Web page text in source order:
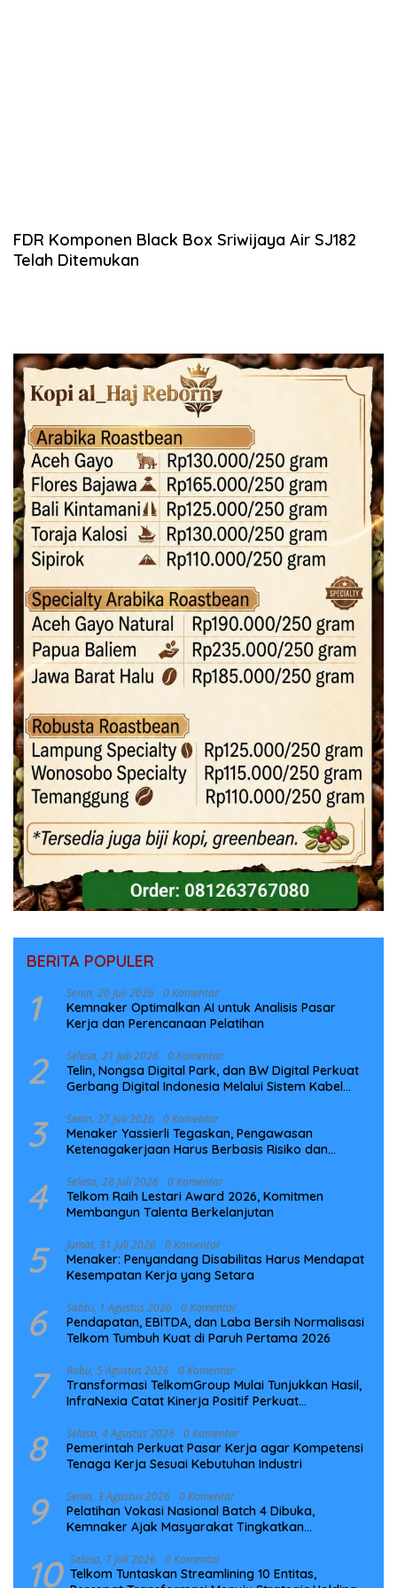
FDR Komponen Black Box Sriwijaya Air SJ182
Telah Ditemukan
BERITA POPULER
1 Senin, 20 Juli 2026 0 Komentar
Kemnaker Optimalkan AI untuk Analisis Pasar
Kerja dan Perencanaan Pelatihan
2 Selasa, 21 Juli 2026 0 Komentar
Telin, Nongsa Digital Park, dan BW Digital Perkuat
Gerbang Digital Indonesia Melalui Sistem Kabel
3 Senin, 27 Juli 2026 0 Komentar
Menaker Yassierli Tegaskan, Pengawasan
Ketenagakerjaan Harus Berbasis Risiko dan
4 Selasa, 28 Juli 2026 0 Komentar
Telkom Raih Lestari Award 2026, Komitmen
Membangun Talenta Berkelanjutan
5 Jumat, 31 Juli 2026 0 Komentar
Menaker: Penyandang Disabilitas Harus Mendapat
Kesempatan Kerja yang Setara
6 Sabtu, 1 Agustus 2026 0 Komentar
Pendapatan, EBITDA, dan Laba Bersih Normalisasi
Telkom Tumbuh Kuat di Paruh Pertama 2026
7 Rabu, 5 Agustus 2026 0 Komentar
Transformasi TelkomGroup Mulai Tunjukkan Hasil,
InfraNexia Catat Kinerja Positif Perkuat
8 Selasa, 4 Agustus 2026 0 Komentar
Pemerintah Perkuat Pasar Kerja agar Kompetensi
Tenaga Kerja Sesuai Kebutuhan Industri
9 Senin, 3 Agustus 2026 0 Komentar
Pelatihan Vokasi Nasional Batch 4 Dibuka,
Kemnaker Ajak Masyarakat Tingkatkan
10 Selasa, 7 Juli 2026 0 Komentar
Telkom Tuntaskan Streamlining 10 Entitas,